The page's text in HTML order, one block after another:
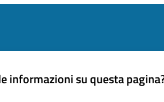
informazioni su questa